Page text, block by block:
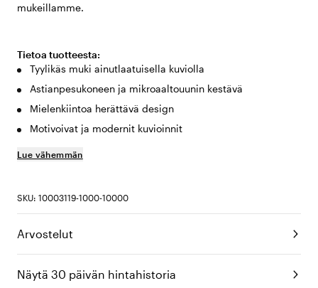
mukeillamme.
Tietoa tuotteesta:
Tyylikäs muki ainutlaatuisella kuviolla
Astianpesukoneen ja mikroaaltouunin kestävä
Mielenkiintoa herättävä design
Motivoivat ja modernit kuvioinnit
Lue vähemmän
SKU: 10003119-1000-10000
Arvostelut
Näytä 30 päivän hintahistoria